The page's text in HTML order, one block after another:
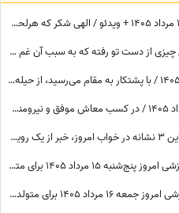
شکرگزاری صبحگاهی امروز چهارشنبه 14 مرداد 1405 + ویدئو / الهی شکر که هرلحظه هوامو داشتی؛ حتی لحظاتی که خودم خودمو فراموش کرده بودم
فال انبیاء امروز 5 شنبه 15 مرداد 1405 / چیزی از دست تو رفته که به سبب آن غم واندوه می‌خوری، اما ...
فال قهوه با نشان امروز جمعه 16 مرداد 1405 / با پشتکار به مقام می‌رسید، از حیله دوستان خود را پنهان کنید
فال قهوه با نشان امروز پنج‌شنبه 15 مرداد 1405 / در کسب معاش موفق و نیرومند هستید و بر دشمنان غلبه می‌کنید مخصوصا بر ...
تعبیر خواب روزانه؛ متولد کدام ماهی؟ این 3 نشانه در خواب امروز، خبر از یک رویداد بزرگ می‌دهند! / پنج‌شنبه 15 مرداد 1405
کائنات پیام ویژه ای برات داره / پیام انگیزشی امروز پنج‌شنبه 15 مرداد 1405 برای متولدین فروردین تا اسفند: هرگز، هرگز تسلیم نشو + ویدئو
کائنات پیام ویژه‌ای برات داره / پیام انگیزشی امروز جمعه 16 مرداد 1405 برای متولدین فروردین تا اسفند: امروز زمان درخشیدن توست + ویدئو